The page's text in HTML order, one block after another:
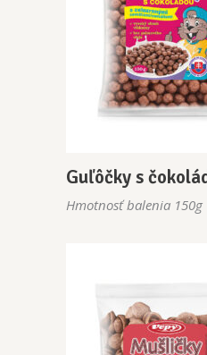
Guľôčky s
Hmotnosť balenia 150g